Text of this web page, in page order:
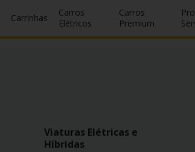
Carrinhas
Carros
Elétricos
Carros
Premium
Viaturas Elétricas e
Híbridas